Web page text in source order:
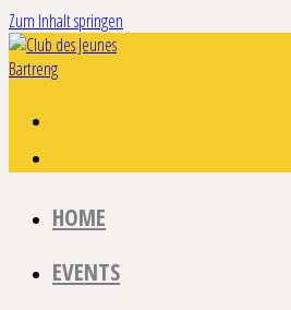
Zum Inhalt springen
HOME
EVENTS